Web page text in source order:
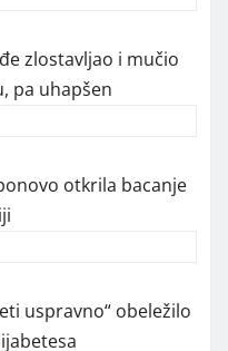
zlostavljao i mučio
pa uhapšen
otkrila bacanje
uspravno“ obeležilo